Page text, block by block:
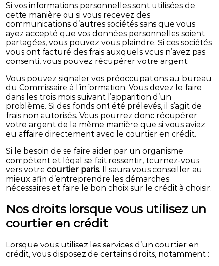
Si vos informations personnelles sont utilisées de
cette manière ou si vous recevez des
communications d’autres sociétés sans que vous
ayez accepté que vos données personnelles soient
partagées, vous pouvez vous plaindre. Si ces sociétés
vous ont facturé des frais auxquels vous n’avez pas
consenti, vous pouvez récupérer votre argent.
Vous pouvez signaler vos préoccupations au bureau
du Commissaire à l’information. Vous devez le faire
dans les trois mois suivant l’apparition d’un
problème. Si des fonds ont été prélevés, il s’agit de
frais non autorisés. Vous pourrez donc récupérer
votre argent de la même manière que si vous aviez
eu affaire directement avec le courtier en crédit.
Si le besoin de se faire aider par un organisme
compétent et légal se fait ressentir, tournez-vous
vers votrecourtier paris. Il saura vous conseiller au
mieux afin d’entreprendre les démarches
nécessaires et faire le bon choix sur le crédit à choisir.
Nos droits lorsque vous utilisez un
courtier en crédit
Lorsque vous utilisez les services d’un courtier en
crédit, vous disposez de certains droits, notamment :